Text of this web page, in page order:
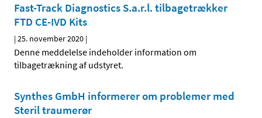
Fast-Track Diagnostics S.a.r.l. tilbagetrækker
FTD CE-IVD Kits
|25. november 2020 |
Denne meddelelse indeholder information om
tilbagetrækning af udstyret.
Synthes GmbH informerer om problemer med
Steril traumerør